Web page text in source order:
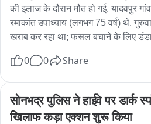
की इलाज के दौरान मौत हो गई. यादवपुर
रमाकांत उपाध्याय (लगभग 75 वर्ष) थे.
खराब कर रहा था; फसल बचाने के लिए
कॉलेज रेफर किया गया, जहां शुक्रवार
फैलाने वाले सांड को पिट-पीट कर मार
समस्या को लेकर लोग नाराज हैं.
0 0 Share
सोनभद्र पुलिस ने हाईवे पर डार्क
खिलाफ कड़ा एक्शन शुरू किया